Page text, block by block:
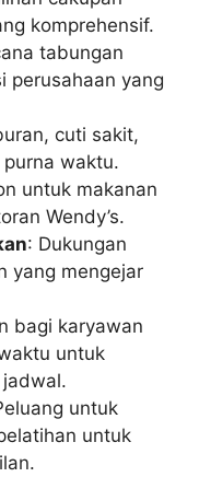
komprehensif.
tabungan
perusahaan yang
cuti sakit,
waktu.
untuk makanan
Wendy’s.
: Dukungan
yang mengejar
bagi karyawan
untuk
untuk
untuk